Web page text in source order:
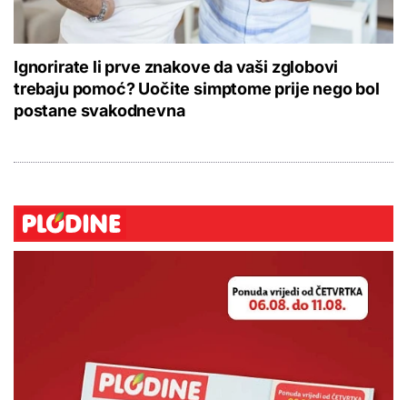
Ignorirate li prve znakove da vaši zglobovi
trebaju pomoć? Uočite simptome prije nego bol
postane svakodnevna